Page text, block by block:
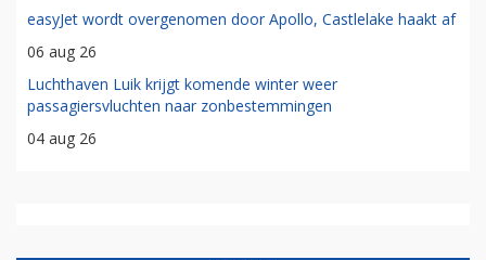
easyJet wordt overgenomen door Apollo, Castlelake haakt af
06 aug 26
Luchthaven Luik krijgt komende winter weer
passagiersvluchten naar zonbestemmingen
04 aug 26